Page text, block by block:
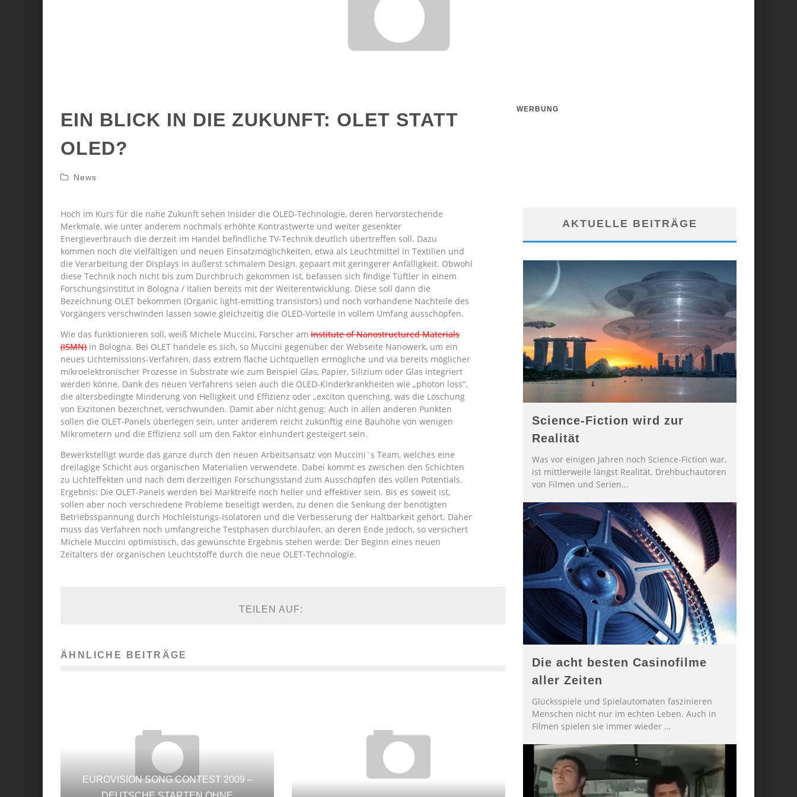
EIN BLICK IN DIE ZUKUNFT: OLET STATT
OLED?
WERBUNG
News
Hoch im Kurs für die nahe Zukunft sehen Insider die OLED-Technologie, deren hervorstechende
Merkmale, wie unter anderem nochmals erhöhte Kontrastwerte und weiter gesenkter
Energieverbrauch die derzeit im Handel befindliche TV-Technik deutlich übertreffen soll. Dazu
kommen noch die vielfältigen und neuen Einsatzmöglichkeiten, etwa als Leuchtmittel in Textilien und
die Verarbeitung der Displays in äußerst schmalem Design, gepaart mit geringerer Anfälligkeit. Obwohl
diese Technik noch nicht bis zum Durchbruch gekommen ist, befassen sich findige Tüftler in einem
Forschungsinstitut in Bologna / Italien bereits mit der Weiterentwicklung. Diese soll dann die
Bezeichnung OLET bekommen (Organic light-emitting transistors) und noch vorhandene Nachteile des
Vorgängers verschwinden lassen sowie gleichzeitig die OLED-Vorteile in vollem Umfang ausschöpfen.
Wie das funktionieren soll, weiß Michele Muccini, Forscher am Institute of Nanostructured Materials
(ISMN) in Bologna. Bei OLET handele es sich, so Muccini gegenüber der Webseite Nanowerk, um ein
neues Lichtemissions-Verfahren, dass extrem flache Lichtquellen ermögliche und via bereits möglicher
mikroelektronischer Prozesse in Substrate wie zum Beispiel Glas, Papier, Silizium oder Glas integriert
werden könne. Dank des neuen Verfahrens seien auch die OLED-Kinderkrankheiten wie „photon loss“,
die altersbedingte Minderung von Helligkeit und Effizienz oder „exciton quenching, was die Löschung
von Exzitonen bezeichnet, verschwunden. Damit aber nicht genug: Auch in allen anderen Punkten
sollen die OLET-Panels überlegen sein, unter anderem reicht zukünftig eine Bauhöhe von wenigen
Mikrometern und die Effizienz soll um den Faktor einhundert gesteigert sein.
Bewerkstelligt wurde das ganze durch den neuen Arbeitsansatz von Muccini´s Team, welches eine
dreilagige Schicht aus organischen Materialien verwendete. Dabei kommt es zwischen den Schichten
zu Lichteffekten und nach dem derzeitigen Forschungsstand zum Ausschöpfen des vollen Potentials.
Ergebnis: Die OLET-Panels werden bei Marktreife noch heller und effektiver sein. Bis es soweit ist,
sollen aber noch verschiedene Probleme beseitigt werden, zu denen die Senkung der benötigten
Betriebsspannung durch Hochleistungs-Isolatoren und die Verbesserung der Haltbarkeit gehört. Daher
muss das Verfahren noch umfangreiche Testphasen durchlaufen, an deren Ende jedoch, so versichert
Michele Muccini optimistisch, das gewünschte Ergebnis stehen werde: Der Beginn eines neuen
Zeitalters der organischen Leuchtstoffe durch die neue OLET-Technologie.
TEILEN AUF:
ÄHNLICHE BEITRÄGE
EUROVISION SONG CONTEST 2009 –
AKTUELLE BEITRÄGE
Science-Fiction wird zur
Realität
Was vor einigen Jahren noch Science-Fiction war,
ist mittlerweile längst Realität. Drehbuchautoren
von Filmen und Serien...
Die acht besten Casinofilme
aller Zeiten
Glücksspiele und Spielautomaten faszinieren
Menschen nicht nur im echten Leben. Auch in
Filmen spielen sie immer wieder ...